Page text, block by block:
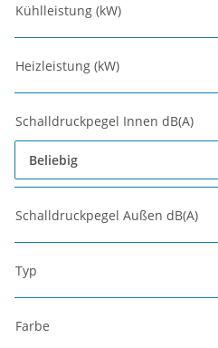
Kühlleistung (kW)
Heizleistung (kW)
Schalldruckpegel Innen dB(A)
Beliebig
Schalldruckpegel Außen dB(A)
Typ
Farbe